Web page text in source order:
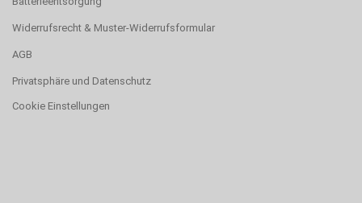
Widerrufsrecht & Muster-Widerrufsformular
AGB
Privatsphäre und Datenschutz
Cookie Einstellungen